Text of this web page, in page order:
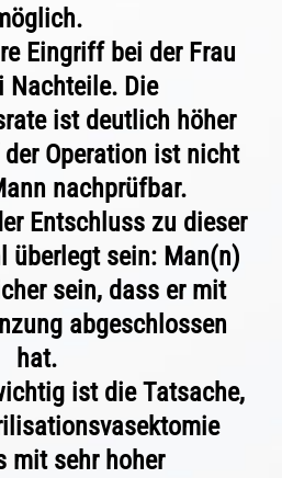
Eingriff bei der Frau
Nachteile. Die
ist deutlich höher
der Operation ist nicht
nachprüfbar.
Entschluss zu dieser
überlegt sein: Man(n)
sein, dass er mit
abgeschlossen
hat.
ist die Tatsache,
mit sehr hoher